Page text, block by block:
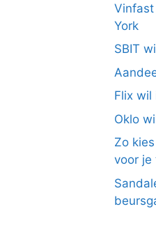
York
SBIT
Flix wil
Oklo
Zo
voor je